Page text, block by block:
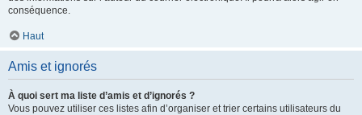
conséquence.
Haut
Amis et ignorés
À quoi sert ma liste d’amis et d’ignorés ?
Vous pouvez utiliser ces listes afin d’organiser et trier certains utilisateurs du